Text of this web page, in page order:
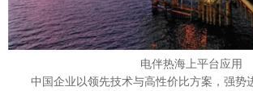
电伴热海上平台应用
中国企业以领先技术与高性价比方案，强势